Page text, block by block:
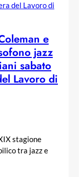
e
jazz
sabato
Lavoro di
stagione
tra jazz e